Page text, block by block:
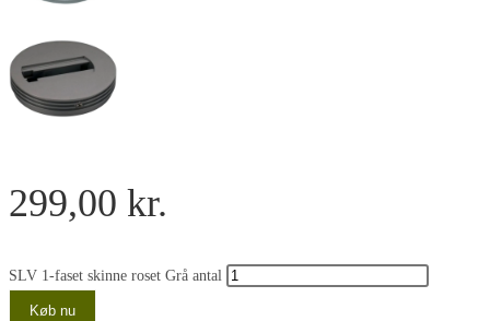
299,00 kr.
SLV 1-faset skinne roset Grå antal
Køb nu